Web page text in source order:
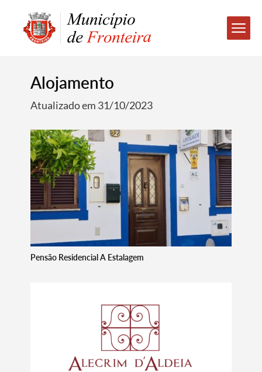
Alojamento
Atualizado em 31/10/2023
Pensão Residencial A Estalagem